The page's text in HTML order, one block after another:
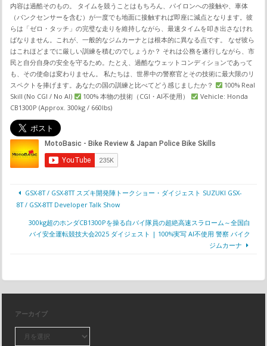
内容は過酷そのもの。 タイムを競うことはもちろん、パイロンへの接触や、車体
（バンクセンサーを含む）が一度でも地面に接触すれば即座に減点となります。彼
らは「ゼロ・タッチ」の完璧な走りを維持しながら、最速タイムを叩き出さなけれ
ばなりません。これが、一般的なジムカーナとは根本的に異なる点です。 なぜ彼ら
はこれほどまでに厳しい訓練を積むのでしょうか？ それは公務を遂行しながら、市
民と自分自身の安全を守るため。たとえ、過酷なウェットコンディションであって
も、その使命は変わりません。 私たちは、世界中の警察官とその技術に最大限のリ
スペクトを捧げます。あなたの国の訓練と比べてどう感じましたか？
100% Real
Skill (No CGI / No AI)
100% 本物の技術（CGI・AI不使用）
Vehicle: Honda
CB1300P (Approx. 300kg / 660lbs)
GSX-8T / GSX-8TT スズキ開発陣トークショー・ダイジェスト SUZUKI GSX-
8T / GSX-8TT Developer Talk Show
300kg超のホンダCB1300Pを操る白バイ隊員の超絶高速スラローム～全国白
バイ安全運転競技大会2025 ダイジェスト | 100%実写 AI不使用 警察 バイク
ジムカーナ
アーカイブ